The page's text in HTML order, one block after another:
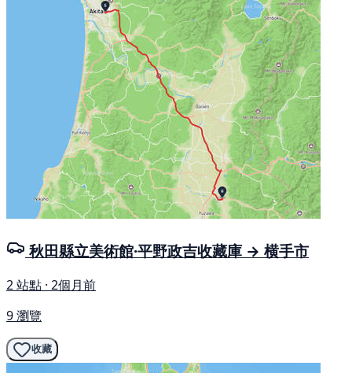
秋田縣立美術館·平野政吉收藏庫 → 横手市
2 站點 · 2個月前
9 瀏覽
收藏